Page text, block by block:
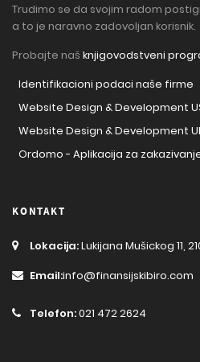
Trudimo se da svojim radom
a to je naravno zadovoljan korisnik.
Probajte naš knjigovodstveni
Identifikacioni podaci naše firme
Website Design & Development
Website Design & Development
Ordomo - Aplikacija za
KONTAKT
Lokacija:Lukijana Mušickog 11,
Email:info@finansijskibiro.com
Telefon:021 472 2624